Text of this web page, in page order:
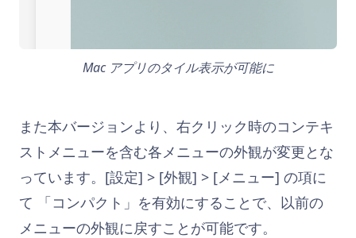
Mac アプリのタイル表示が可能に
また本バージョンより、右クリック時のコンテキ
ストメニューを含む各メニューの外観が変更とな
っています。[設定] > [外観] > [メニュー] の項に
て 「コンパクト」を有効にすることで、以前の
メニューの外観に戻すことが可能です。